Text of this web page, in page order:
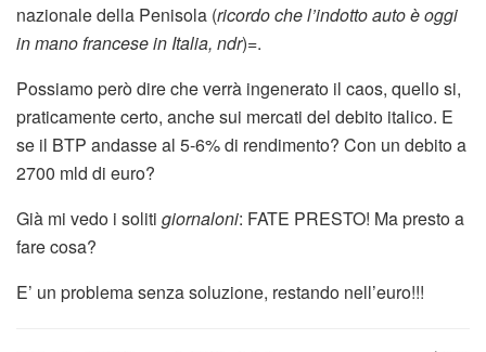
nazionale della Penisola (ricordo che l’indotto auto è oggi
in mano francese in Italia, ndr)=.
Possiamo però dire che verrà ingenerato il caos, quello si,
praticamente certo, anche sui mercati del debito italico. E
se il BTP andasse al 5-6% di rendimento? Con un debito a
2700 mld di euro?
Già mi vedo i soliti giornaloni: FATE PRESTO! Ma presto a
fare cosa?
E’ un problema senza soluzione, restando nell’euro!!!